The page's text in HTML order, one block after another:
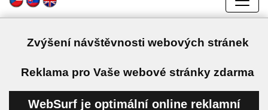
Zvýšení návštěvnosti webových stránek
Reklama pro Vaše webové stránky zdarma
WebSurf je optimální online reklamní